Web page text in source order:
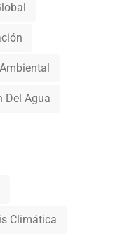
Del Agua
Climática